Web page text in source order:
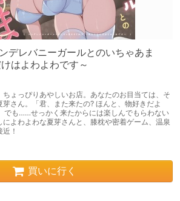
デレバニーガールとのいちゃあま
はよわよわです～
ょっぴりあやしいお店。あなたのお目当ては、そ
さん。「君、また来たの? ほんと、物好きだよ
も……せっかく来たからには楽しんでもらわない
によわよわな夏芽さんと、膝枕や密着ゲーム、温泉
！
買いに行く